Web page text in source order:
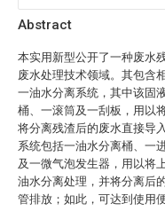
Abstract
本实用新型公开了一种废水
废水处理技术领域。其包含
一油水分离系统，其中该固
桶、一滚筒及一刮板，用以
将分离残渣后的废水直接导
系统包括一油水分离桶、一
及一微气泡发生器，用以将
油水分离处理，并将分离后
管排放；如此，可达到使用